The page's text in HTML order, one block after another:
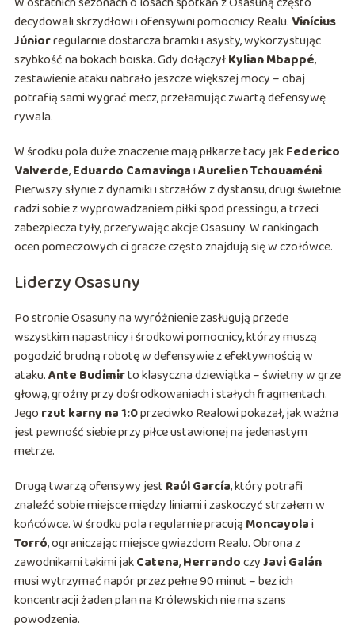
decydowali skrzydłowi i ofensywni pomocnicy Realu. Vinícius
Júniorregularnie dostarcza bramki i asysty, wykorzystując
szybkość na bokach boiska. Gdy dołączyłKylian Mbappé,
zestawienie ataku nabrało jeszcze większej mocy – obaj
potrafią sami wygrać mecz, przełamując zwartą defensywę
rywala.
W środku pola duże znaczenie mają piłkarze tacy jakFederico
Valverde,Eduardo CamavingaiAurelien Tchouaméni.
Pierwszy słynie z dynamiki i strzałów z dystansu, drugi świetnie
radzi sobie z wyprowadzaniem piłki spod pressingu, a trzeci
zabezpiecza tyły, przerywając akcje Osasuny. W rankingach
ocen pomeczowych ci gracze często znajdują się w czołówce.
Liderzy Osasuny
Po stronie Osasuny na wyróżnienie zasługują przede
wszystkim napastnicy i środkowi pomocnicy, którzy muszą
pogodzić brudną robotę w defensywie z efektywnością w
ataku.Ante Budimirto klasyczna dziewiątka – świetny w grze
głową, groźny przy dośrodkowaniach i stałych fragmentach.
Jego rzut karny na 1:0przeciwko Realowi pokazał, jak ważna
jest pewność siebie przy piłce ustawionej na jedenastym
metrze.
Drugą twarzą ofensywy jest Raúl García, który potrafi
znaleźć sobie miejsce między liniami i zaskoczyć strzałem w
końcówce. W środku pola regularnie pracują Moncayolai
Torró, ograniczając miejsce gwiazdom Realu. Obrona z
zawodnikami takimi jakCatena,HerrandoczyJavi Galán
musi wytrzymać napór przez pełne 90 minut – bez ich
koncentracji żaden plan na Królewskich nie ma szans
powodzenia.